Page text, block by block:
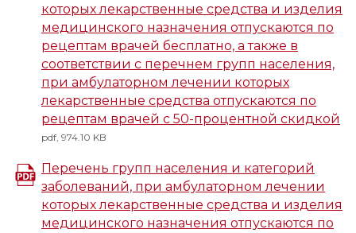
которых лекарственные средства и изделия
медицинского назначения отпускаются по
рецептам врачей бесплатно, а также в
соответствии с перечнем групп населения,
при амбулаторном лечении которых
лекарственные средства отпускаются по
рецептам врачей с 50-процентной скидкой
pdf, 974.10 KB
Перечень групп населения и категорий
заболеваний, при амбулаторном лечении
которых лекарственные средства и изделия
медицинского назначения отпускаются по